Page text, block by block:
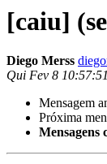
[caiu]
Diego Merss
Qui Fev 8
Mensagem
Próxima
Mensagens